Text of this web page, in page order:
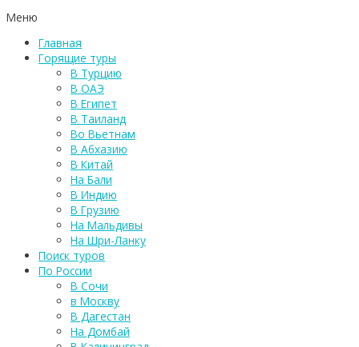
Меню
Главная
Горящие туры
В Турцию
В ОАЭ
В Египет
В Таиланд
Во Вьетнам
В Абхазию
В Китай
На Бали
В Индию
В Грузию
На Мальдивы
На Шри-Ланку
Поиск туров
По России
В Сочи
в Москву
В Дагестан
На Домбай